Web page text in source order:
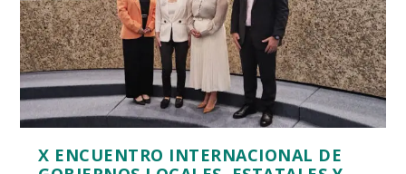
X ENCUENTRO INTERNACIONAL DE